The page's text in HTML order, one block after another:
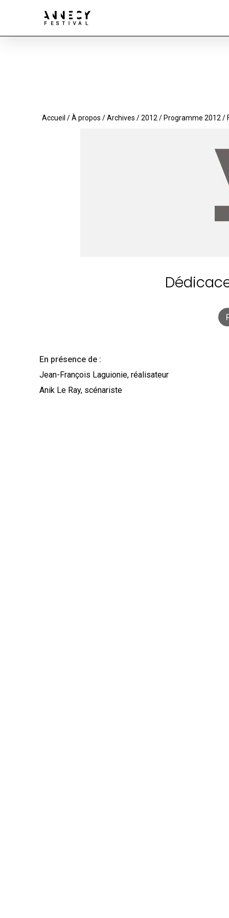
Accueil /À propos /Archives /2012 / Programme 2012 /
En présence de :
Jean-François Laguionie, réalisateur
Anik Le Ray, scénariste